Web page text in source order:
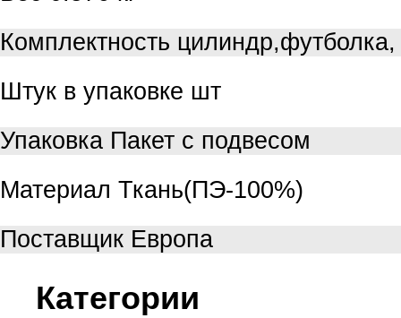
Комплектность
Штук в упаковке шт
Упаковка Пакет с подвесом
Материал Ткань(ПЭ-100%)
Поставщик Европа
Категории